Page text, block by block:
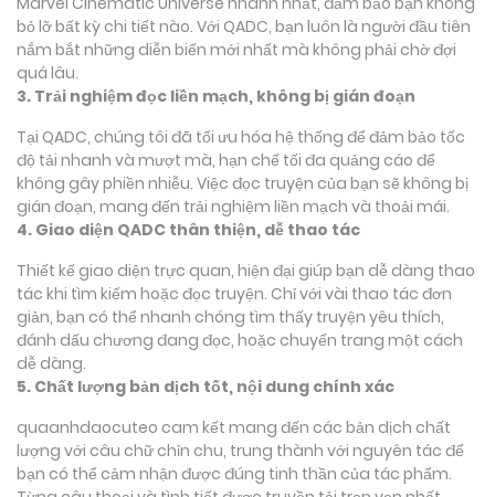
bỏ lỡ bất kỳ chi tiết nào. Với QADC, bạn luôn là người đầu tiên
nắm bắt những diễn biến mới nhất mà không phải chờ đợi
quá lâu.
3. Trải nghiệm đọc liền mạch, không bị gián đoạn
Tại QADC, chúng tôi đã tối ưu hóa hệ thống để đảm bảo tốc
độ tải nhanh và mượt mà, hạn chế tối đa quảng cáo để
không gây phiền nhiễu. Việc đọc truyện của bạn sẽ không bị
gián đoạn, mang đến trải nghiệm liền mạch và thoải mái.
4. Giao diện QADC thân thiện, dễ thao tác
Thiết kế giao diện trực quan, hiện đại giúp bạn dễ dàng thao
tác khi tìm kiếm hoặc đọc truyện. Chỉ với vài thao tác đơn
giản, bạn có thể nhanh chóng tìm thấy truyện yêu thích,
đánh dấu chương đang đọc, hoặc chuyển trang một cách
dễ dàng.
5. Chất lượng bản dịch tốt, nội dung chính xác
quaanhdaocuteo cam kết mang đến các bản dịch chất
lượng với câu chữ chỉn chu, trung thành với nguyên tác để
bạn có thể cảm nhận được đúng tinh thần của tác phẩm.